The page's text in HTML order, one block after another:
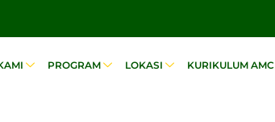
PROGRAM LOKASI KURIKULUM AMC